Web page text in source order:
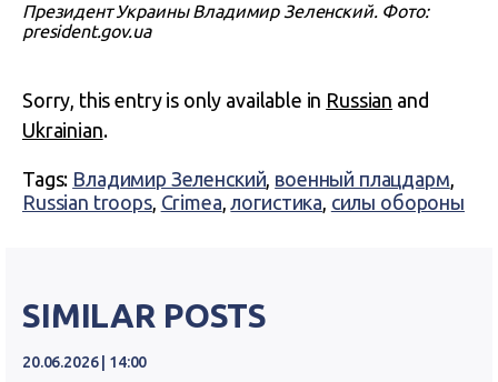
Президент Украины Владимир Зеленский. Фото:
president.gov.ua
Sorry, this entry is only available in Russian and
Ukrainian.
Tags: Владимир Зеленский, военный плацдарм,
Russian troops, Crimea,логистика, силы обороны
SIMILAR POSTS
20.06.2026 | 14:00